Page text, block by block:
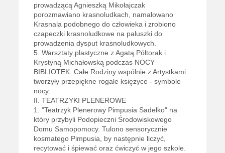
prowadzącą Agnieszką Mikołajczak
porozmawiano krasnoludkach, namalowano
Krasnala podobnego do człowieka i zrobiono
czapeczki krasnoludkowe na paluszki do
prowadzenia dysput krasnoludkowych.
5. Warsztaty plastyczne z Agatą Półtorak i
Krystyną Michałowską podczas NOCY
BIBLIOTEK. Całe Rodziny wspólnie z Artystkami
tworzyły przepiękne rogale księżyce - symbole
nocy.
II. TEATRZYKI PLENEROWE
1. "Teatrzyk Plenerowy Pimpusia Sadełko" na
który przybyli Podopieczni Środowiskowego
Domu Samopomocy. Tulono sensorycznie
kosmatego Pimpusia, by następnie liczyć,
recytować i śpiewać oraz ćwiczyć w jego szkole.